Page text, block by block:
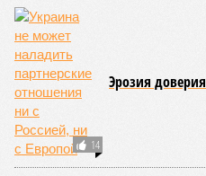
14
Эрозия доверия